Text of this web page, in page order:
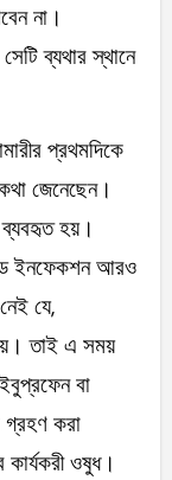
না।
ব্যথার স্থানে
প্রথমদিকে
জেনেছেন।
ব্যবহৃত হয়।
ইনফেকশন আরও
যে,
তাই এ সময়
বা
গ্রহণ করা
ওষুধ।